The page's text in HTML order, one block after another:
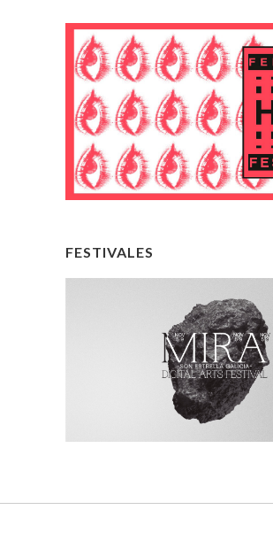
FESTIVALES